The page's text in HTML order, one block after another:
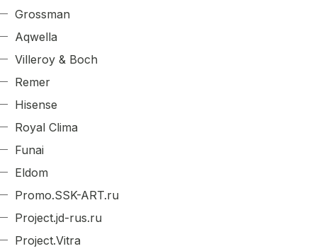
Grossman
Aqwella
Villeroy & Boch
Remer
Hisense
Royal Clima
Funai
Eldom
Promo.SSK-ART.ru
Project.jd-rus.ru
Project.Vitra